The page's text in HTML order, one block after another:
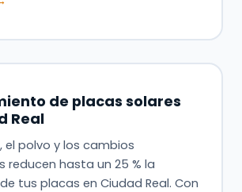
de placas solares
Real
el polvo y los cambios
reducen hasta un 25 % la
tus placas en Ciudad Real. Con